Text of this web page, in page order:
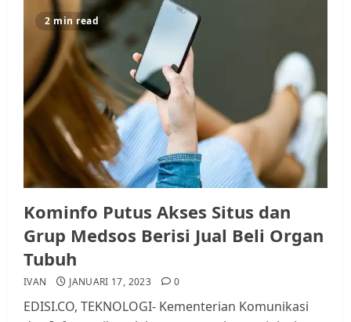
2 min read
Kominfo Putus Akses Situs dan
Grup Medsos Berisi Jual Beli Organ
Tubuh
IVAN JANUARI 17, 2023 0
EDISI.CO, TEKNOLOGI- Kementerian Komunikasi